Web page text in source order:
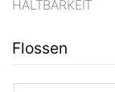
HALTBARKEIT
Flossen